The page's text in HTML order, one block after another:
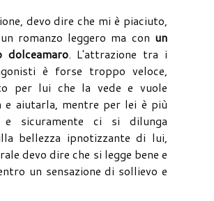
devo dire che mi è piaciuto,
romanzo leggero ma con un
dolceamaro. L'attrazione tra i
è forse troppo veloce,
per lui che la vede e vuole
e aiutarla, mentre per lei è più
e sicuramente ci si dilunga
bellezza ipnotizzante di lui,
devo dire che si legge bene e
un sensazione di sollievo e